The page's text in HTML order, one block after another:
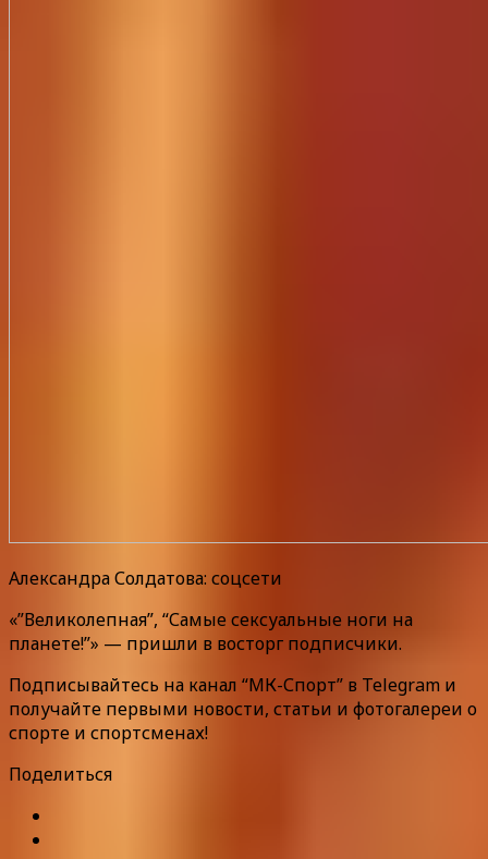
Александра Солдатова: соцсети
«”Великолепная”, “Самые сексуальные ноги на
планете!”» — пришли в восторг подписчики.
Подписывайтесь на канал “МК-Спорт” в Telegram и
получайте первыми новости, статьи и фотогалереи о
спорте и спортсменах!
Поделиться